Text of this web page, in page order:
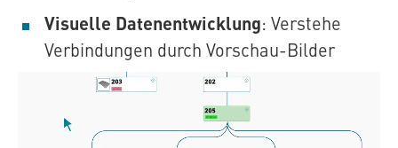
Visuelle Datenentwicklung: Verstehe
Verbindungen durch Vorschau-Bilder